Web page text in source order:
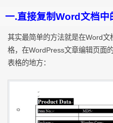
一.直接复制Word文档中
其实最简单的方法就是在Word
格，在WordPress文章编辑页面
表格的地方：